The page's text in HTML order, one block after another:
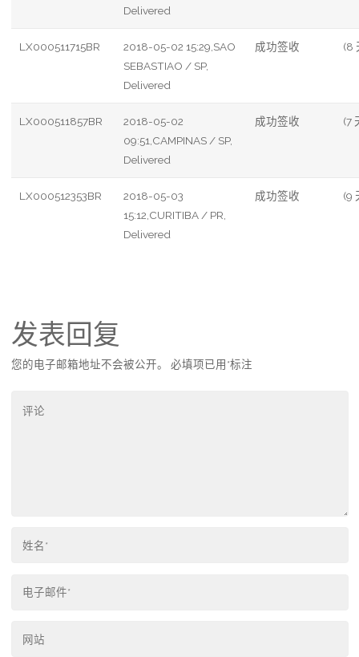
Delivered
LX000511715BR
2018-05-02 15:29,SAO
SEBASTIAO / SP,
Delivered
成功签收 (8
LX000511857BR
2018-05-02
09:51,CAMPINAS / SP,
Delivered
成功签收 (7
LX000512353BR
2018-05-03
15:12,CURITIBA / PR,
Delivered
成功签收 (9
发表回复
您的电子邮箱地址不会被公开。 必填项已用 *标注